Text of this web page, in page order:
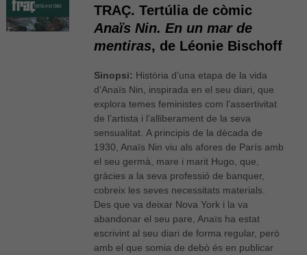
TRAÇ. Tertúlia de còmic
Anaïs Nin. En un mar de
mentiras, de Léonie Bischoff
Sinopsi: Història d’una etapa de la vida
d’Anaïs Nin, inspirada en el seu diari, que
explora temes feministes com l’assertivitat
de l’artista i l’alliberament de la seva
sensualitat. A principis de la dècada de
1930, Anaïs Nin viu als afores de París amb
el seu germà, mare i marit Hugo, que,
gràcies a la seva professió de banquer,
cobreix les seves necessitats materials.
Des que va deixar Nova York i la va
abandonar el seu pare, Anaïs ha estat
escrivint al seu diari de forma regular, però
amb el que somia de debò és en publicar